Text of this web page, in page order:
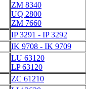
ZM 8340
UQ 2800
ZM 7660
IP 3291 - IP 3292
IK 9708 - IK 9709
LU 63120
LP 63120
ZC 61210